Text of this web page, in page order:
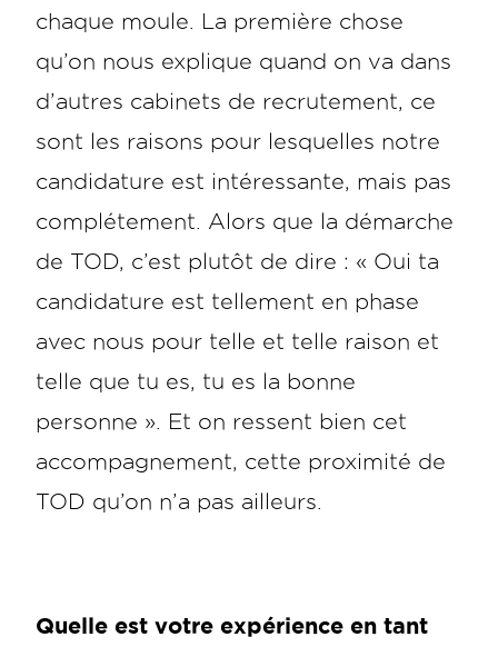
chaque moule. La première chose
qu’on nous explique quand on va dans
d’autres cabinets de recrutement, ce
sont les raisons pour lesquelles notre
candidature est intéressante, mais pas
complétement. Alors que la démarche
de TOD, c’est plutôt de dire : « Oui ta
candidature est tellement en phase
avec nous pour telle et telle raison et
telle que tu es, tu es la bonne
personne ». Et on ressent bien cet
accompagnement, cette proximité de
TOD qu’on n’a pas ailleurs.
Quelle est votre expérience en tant